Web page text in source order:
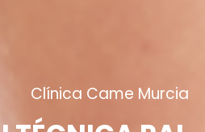
Clínica Came Murcia